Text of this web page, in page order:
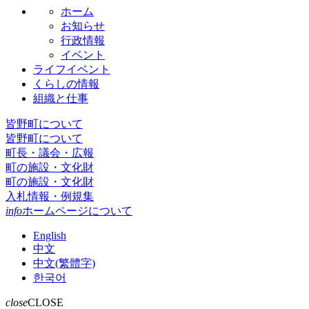
ホーム
お知らせ
行政情報
イベント
ライフイベント
くらしの情報
組織と仕事
皆野町について
皆野町について
町長・議会・広報
町の施設・文化財
町の施設・文化財
入札情報・例規集
infoホームページについて
English
中文
中文(繁體字)
한국어
closeCLOSE